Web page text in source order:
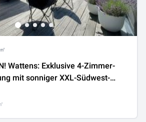
Wattens: Exklusive 4-Zimmer-
mit sonniger XXL-Südwest-